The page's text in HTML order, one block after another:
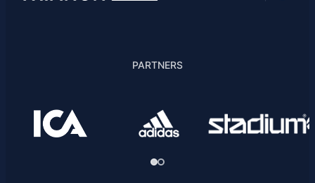
PARTNERS